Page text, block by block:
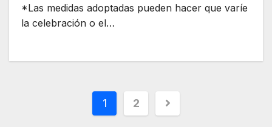
*Las medidas adoptadas pueden hacer que varíe
la celebración o el…
1 2